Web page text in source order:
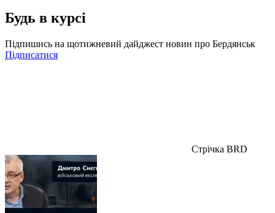
Будь в курсі
Підпишись на щотижневий дайджест новин про Бердянськ
Підписатися
Стрічка BRD